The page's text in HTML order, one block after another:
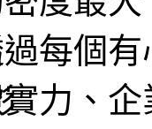
每個
力、